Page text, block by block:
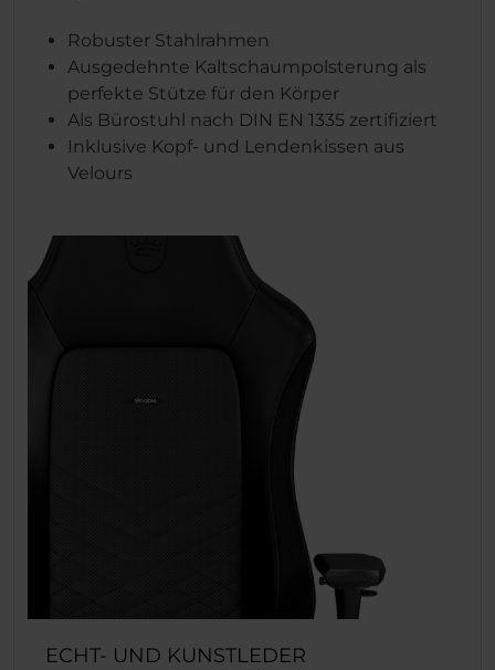
Robuster Stahlrahmen
Ausgedehnte Kaltschaumpolsterung als
perfekte Stütze für den Körper
Als Bürostuhl nach DIN EN 1335 zertifiziert
Inklusive Kopf- und Lendenkissen aus
Velours
ECHT- UND KUNSTLEDER